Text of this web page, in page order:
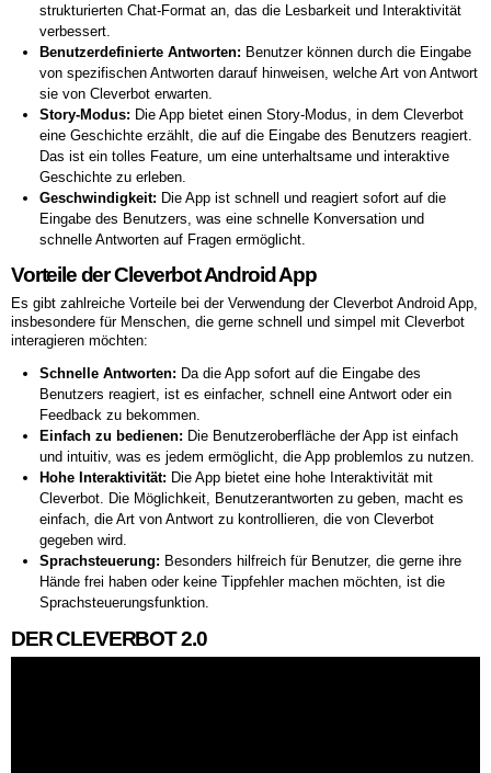
strukturierten Chat-Format an, das die Lesbarkeit und Interaktivität
verbessert.
Benutzerdefinierte Antworten: Benutzer können durch die Eingabe
von spezifischen Antworten darauf hinweisen, welche Art von Antwort
sie von Cleverbot erwarten.
Story-Modus: Die App bietet einen Story-Modus, in dem Cleverbot
eine Geschichte erzählt, die auf die Eingabe des Benutzers reagiert.
Das ist ein tolles Feature, um eine unterhaltsame und interaktive
Geschichte zu erleben.
Geschwindigkeit: Die App ist schnell und reagiert sofort auf die
Eingabe des Benutzers, was eine schnelle Konversation und
schnelle Antworten auf Fragen ermöglicht.
Vorteile der Cleverbot Android App
Es gibt zahlreiche Vorteile bei der Verwendung der Cleverbot Android App,
insbesondere für Menschen, die gerne schnell und simpel mit Cleverbot
interagieren möchten:
Schnelle Antworten: Da die App sofort auf die Eingabe des
Benutzers reagiert, ist es einfacher, schnell eine Antwort oder ein
Feedback zu bekommen.
Einfach zu bedienen: Die Benutzeroberfläche der App ist einfach
und intuitiv, was es jedem ermöglicht, die App problemlos zu nutzen.
Hohe Interaktivität: Die App bietet eine hohe Interaktivität mit
Cleverbot. Die Möglichkeit, Benutzerantworten zu geben, macht es
einfach, die Art von Antwort zu kontrollieren, die von Cleverbot
gegeben wird.
Sprachsteuerung: Besonders hilfreich für Benutzer, die gerne ihre
Hände frei haben oder keine Tippfehler machen möchten, ist die
Sprachsteuerungsfunktion.
DER CLEVERBOT 2.0